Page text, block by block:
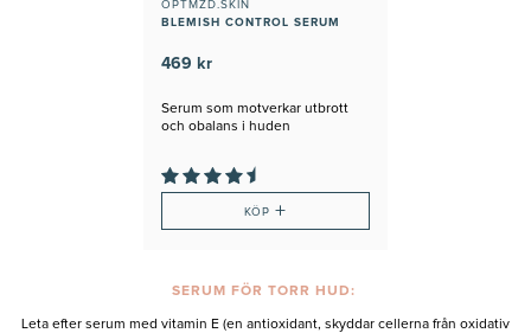
OPTMZD.SKIN
BLEMISH CONTROL SERUM
469 kr
Serum som motverkar utbrott
och obalans i huden
KÖP +
SERUM FÖR TORR HUD:
Leta efter serum med vitamin E (en antioxidant, skyddar cellerna från oxidativ